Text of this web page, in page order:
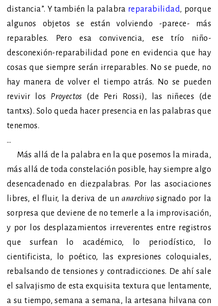
distancia”. Y también la palabra reparabilidad, porque
algunos objetos se están volviendo -parece- más
reparables. Pero esa convivencia, ese trío niño-
desconexión-reparabilidad pone en evidencia que hay
cosas que siempre serán irreparables. No se puede, no
hay manera de volver el tiempo atrás. No se pueden
revivir los Proyectos (de Peri Rossi) ,
las niñeces (de
tantxs). Solo queda hacer presencia en las palabras que
tenemos.
…
Más allá de la palabra en la que posemos la mirada,
más allá de toda constelación posible, hay siempre algo
desencadenado en diezpalabras. Por las asociaciones
libres, el fluir, la deriva de un anarchivo signado por la
sorpresa que deviene de no temerle a la improvisación,
y por los desplazamientos irreverentes entre registros
que surfean lo académico, lo periodístico, lo
cientificista, lo poético, las expresiones coloquiales,
rebalsando de tensiones y contradicciones. De ahí sale
el salvajismo de esta exquisita textura que lentamente,
a su tiempo, semana a semana, la artesana hilvana con